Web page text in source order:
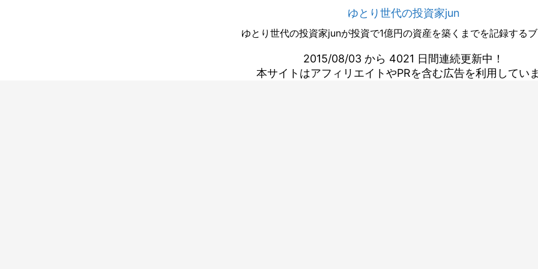
ゆとり世代の投資家jun
ゆとり世代の投資家junが投資で1億円の資産を築くまでを記録するブ
2015/08/03 から 4021 日間連続更新中！
本サイトはアフィリエイトやPRを含む広告を利用してい